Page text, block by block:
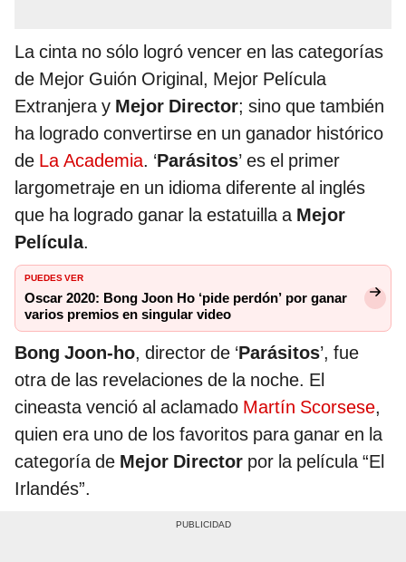
La cinta no sólo logró vencer en las categorías
de Mejor Guión Original, Mejor Película
Extranjera y Mejor Director; sino que también
ha logrado convertirse en un ganador histórico
de La Academia. ‘Parásitos’ es el primer
largometraje en un idioma diferente al inglés
que ha logrado ganar la estatuilla a Mejor
Película.
PUEDES VER
Oscar 2020: Bong Joon Ho ‘pide perdón’ por ganar
varios premios en singular video
Bong Joon-ho, director de ‘Parásitos’, fue
otra de las revelaciones de la noche. El
cineasta venció al aclamado Martín Scorsese,
quien era uno de los favoritos para ganar en la
categoría de Mejor Director por la película “El
Irlandés”.